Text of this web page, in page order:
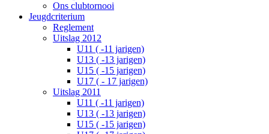
Ons clubtornooi
Jeugdcriterium
Reglement
Uitslag 2012
U11 ( -11 jarigen)
U13 ( -13 jarigen)
U15 ( -15 jarigen)
U17 ( - 17 jarigen)
Uitslag 2011
U11 ( -11 jarigen)
U13 ( -13 jarigen)
U15 ( -15 jarigen)